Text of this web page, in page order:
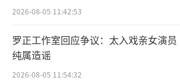
2026-08-05 11:42:53
罗正工作室回应争议：太入戏亲女演员
纯属造谣
2026-08-05 11:54:32